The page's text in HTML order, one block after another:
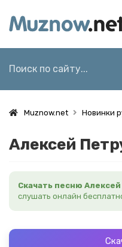
Muznow.net Новинки
Алексей
Скачать песню
слушать онлайн